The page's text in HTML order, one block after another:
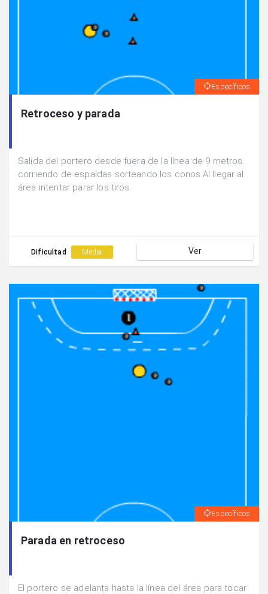
Específicos
Retroceso y parada
Salida del portero desde fuera de la línea de 9 metros
corriendo de espaldas sorteando los conos.Al llegar al
área intentar parar los tiros.
Dificultad Media Ver
Específicos
Parada en retroceso
El portero se adelanta hasta la línea del área para tocar